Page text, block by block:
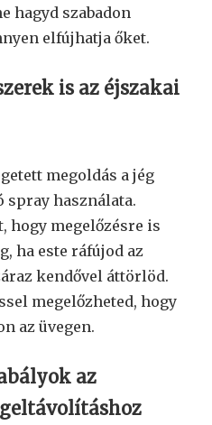
hagyd szabadon
elfújhatja őket.
is az éjszakai
megoldás a jég
spray használata.
hogy megelőzésre is
ha este ráfújod az
kendővel áttörlöd.
megelőzheted, hogy
az üvegen.
az